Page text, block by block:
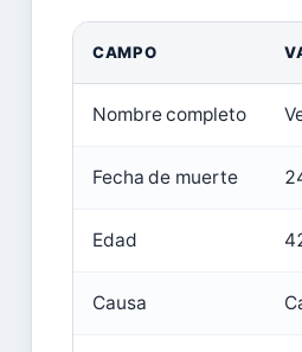
CAMPO
Nombre completo
Fecha de muerte
Edad
Causa